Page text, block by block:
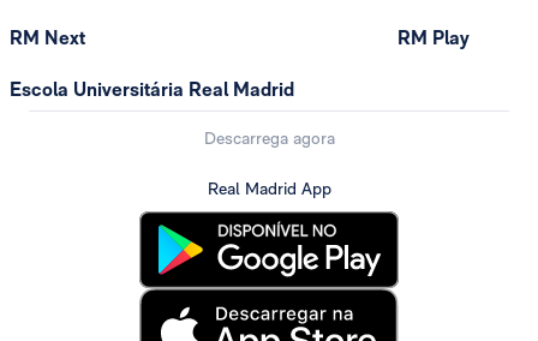
RM Next
Escola Universitária Real Madrid
RM Play
Descarrega agora
Real Madrid App